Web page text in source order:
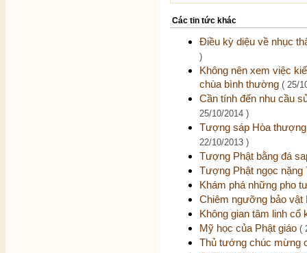
Các tin tức khác
Điều kỳ diệu về nhục
)
Không nên xem việc
chùa bình thường ( 25/
Cần tính đến nhu cầu
25/10/2014 )
Tượng sáp Hòa
22/10/2013 )
Tượng Phật bằng đá
Tượng Phật ngọc nặng
Khám phá những pho
Chiêm ngưỡng bảo
Không gian tâm linh
Mỹ học của Phật giáo (
Thủ tướng chúc mừng